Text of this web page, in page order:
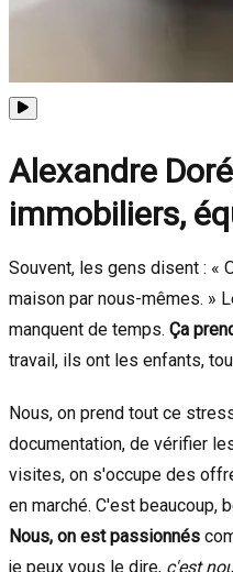
Alexandre
immobiliers,
Souvent, les gens disent : «
maison par nous-mêmes. »
manquent de temps. Ça
travail, ils ont les enfants,
Nous, on prend tout ce
documentation, de vérifier
visites, on s'occupe des
en marché. C'est beaucoup,
Nous, on est passionnés
je peux vous le dire, c'est